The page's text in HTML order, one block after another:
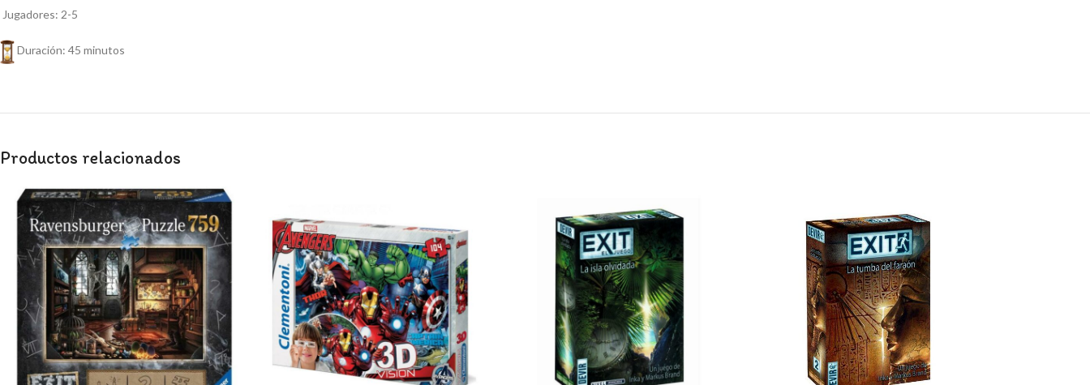
Jugadores: 2-5
Duración: 45 minutos
Productos relacionados